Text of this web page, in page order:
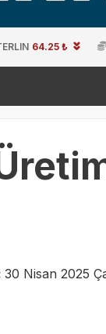
64.25 ₺
30 Nisan 2025